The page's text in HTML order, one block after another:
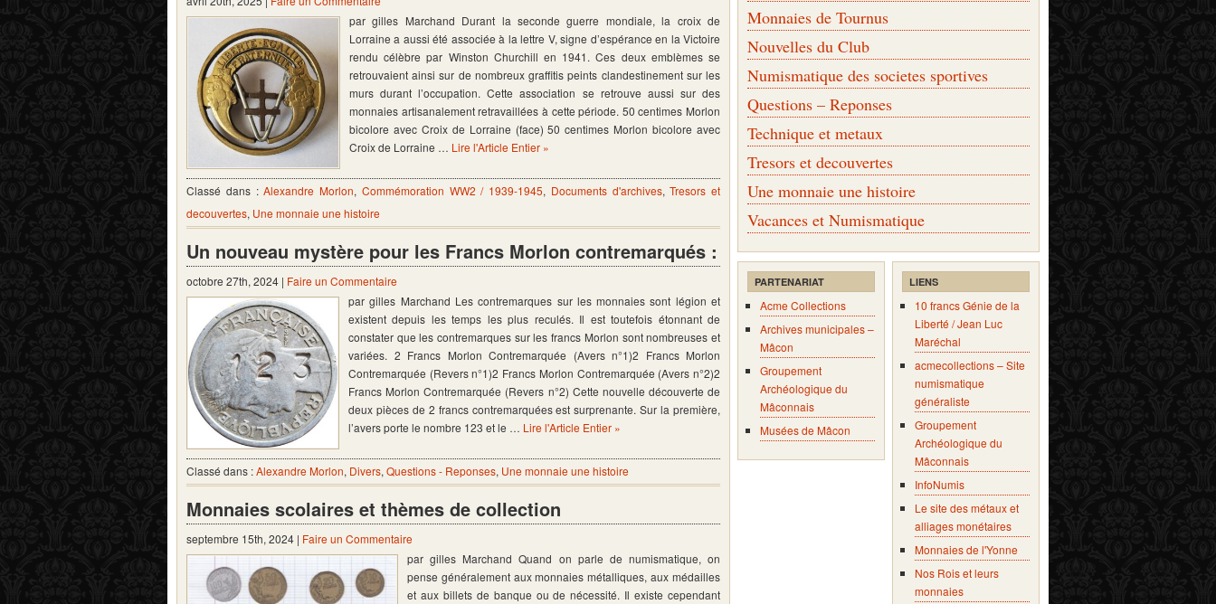
par gilles Marchand Durant la seconde guerre mondiale, la croix de
Lorraine a aussi été associée à la lettre V, signe d’espérance en la Victoire
rendu célèbre par Winston Churchill en 1941. Ces deux emblèmes se
retrouvaient ainsi sur de nombreux graffitis peints clandestinement sur les
murs durant l’occupation. Cette association se retrouve aussi sur des
monnaies artisanalement retravaillées à cette période. 50 centimes Morlon
bicolore avec Croix de Lorraine (face) 50 centimes Morlon bicolore avec
Croix de Lorraine … Lire l'Article Entier »
Classé dans :Alexandre Morlon, Commémoration WW2 / 1939-1945, Documents d'archives,Tresors et
decouvertes, Une monnaie une histoire
Un nouveau mystère pour les Francs Morlon contremarqués :
octobre 27th, 2024 | Faire un Commentaire
par gilles Marchand Les contremarques sur les monnaies sont légion et
existent depuis les temps les plus reculés. Il est toutefois étonnant de
constater que les contremarques sur les francs Morlon sont nombreuses et
variées. 2 Francs Morlon Contremarquée (Avers n°1)2 Francs Morlon
Contremarquée (Revers n°1)2 Francs Morlon Contremarquée (Avers n°2)2
Francs Morlon Contremarquée (Revers n°2) Cette nouvelle découverte de
deux pièces de 2 francs contremarquées est surprenante. Sur la première,
l’avers porte le nombre 123 et le … Lire l'Article Entier »
Classé dans :Alexandre Morlon, Divers, Questions - Reponses, Une monnaie une histoire
Monnaies scolaires et thèmes de collection
septembre 15th, 2024 | Faire un Commentaire
par gilles Marchand Quand on parle de numismatique, on
pense généralement aux monnaies métalliques, aux médailles
et aux billets de banque ou de nécessité. Il existe cependant
Monnaies de Tournus
Nouvelles du Club
Numismatique des societes sportives
Questions – Reponses
Technique et metaux
Tresors et decouvertes
Une monnaie une histoire
Vacances et Numismatique
PARTENARIAT
Acme Collections
Archives municipales –
Mâcon
Groupement
Archéologique du
Mâconnais
Musées de Mâcon
LIENS
10 francs Génie de la
Liberté / Jean Luc
Maréchal
acmecollections – Site
numismatique
généraliste
Groupement
Archéologique du
Mâconnais
InfoNumis
Le site des métaux et
alliages monétaires
Monnaies de l'Yonne
Nos Rois et leurs
monnaies